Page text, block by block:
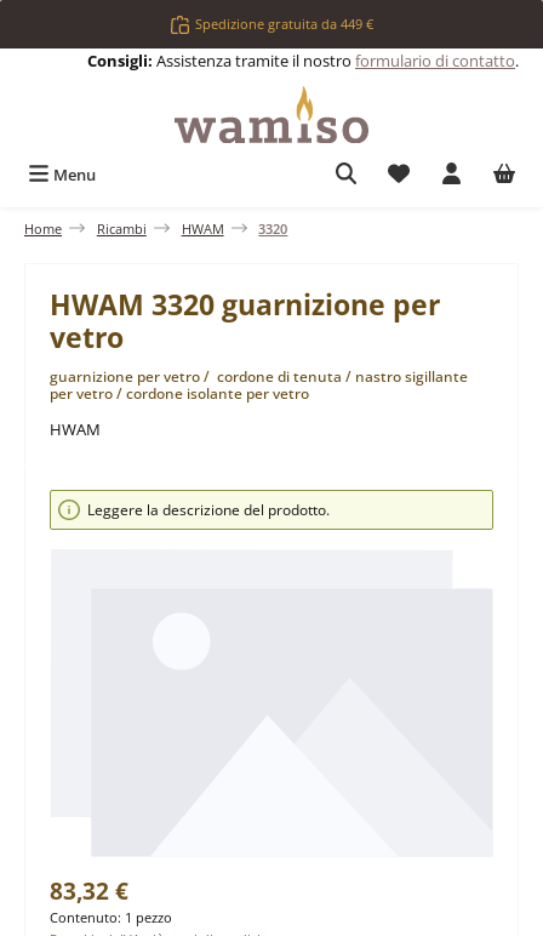
Passa al contenuto principaleSpedizione gratuita da 449 €
Consigli: Assistenza tramite il nostro formulario di contatto.
Menu Hai 0 articoli
Home Ricambi HWAM 3320
HWAM 3320 guarnizione per
vetro
guarnizione per vetro / cordone di tenuta / nastro sigillante
per vetro / cordone isolante per vetro
HWAM
Salta la galleria di immagini
Leggere la descrizione del prodotto.
Prezzo normale:
83,32 €
Contenuto: 1 pezzo